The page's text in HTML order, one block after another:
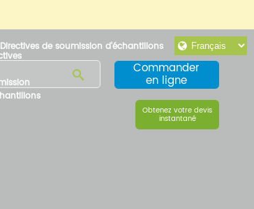
Directives de soumission d'échantillons
Commander
en ligne
Obtenez votre devis
instantané